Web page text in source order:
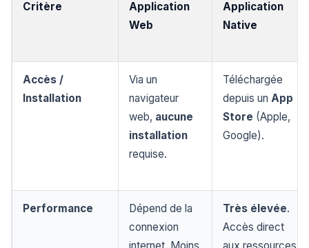
Critère
Application
Web
Application
Native
Accès /
Installation
Via un
navigateur
web, aucune
installation
requise.
Téléchargée
depuis un App
Store (Apple,
Google).
Performance
Dépend de la
connexion
Très élevée.
Accès direct